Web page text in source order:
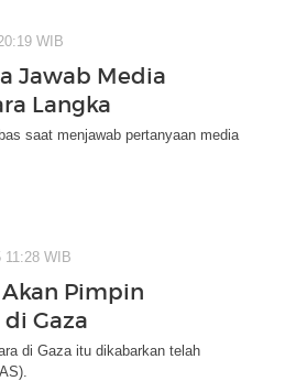
WIB
Jawab Media
Langka
saat menjawab pertanyaan media
11:28 WIB
Pimpin
Gaza
di Gaza itu dikabarkan telah